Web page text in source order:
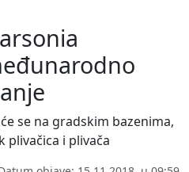
se na gradskim bazenima,
plivačica i plivača